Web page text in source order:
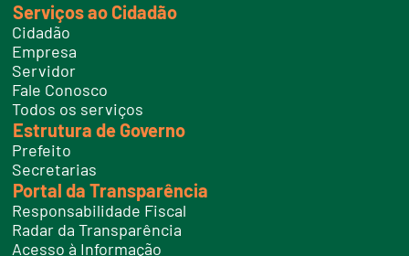
t
e
l
f
o
e
s
Serviços ao Cidadão
Cidadão
Empresa
Servidor
Fale Conosco
Todos os serviços
Estrutura de Governo
Prefeito
Secretarias
Portal da Transparência
Responsabilidade Fiscal
Radar da Transparência
Acesso à Informação